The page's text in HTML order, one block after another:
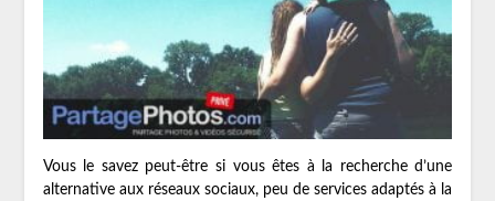
Vous le savez peut-être si vous êtes à la recherche d’une
alternative aux réseaux sociaux, peu de services adaptés à la